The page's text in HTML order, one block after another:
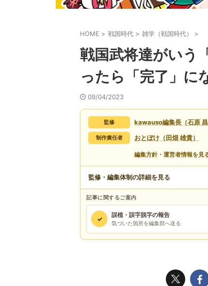
HOME > 戦国時代 > 雑学（戦国時代） >
戦国武将達がいう
ったら「完了」に
09/04/2023
監修 kawauso編集長（石原 昌
制作責任者 おとぼけ（田畑 雄貴）
編集方針・運営者情報を見
監修・編集体制の詳細を見る
記事に関するご案内
✓ 誤植・誤字脱字の報告
気づいた箇所を編集部へ送る